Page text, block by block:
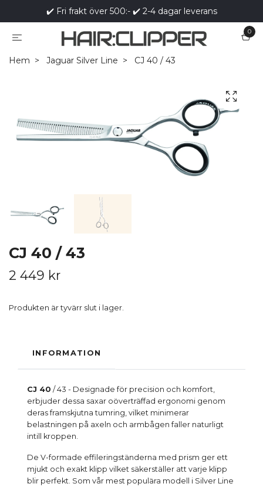
✔️ Fri frakt över 500:- ✔️ 2-4 dagar leverans
0
Hem Jaguar Silver Line CJ 40 / 43
CJ 40 / 43
2 449 kr
Produkten är tyvärr slut i lager.
INFORMATION
CJ 40 / 43 - Designade för precision och komfort,
erbjuder dessa saxar oöverträffad ergonomi genom
deras framskjutna tumring, vilket minimerar
belastningen på axeln och armbågen faller naturligt
intill kroppen.
De V-formade effileringständerna med prism ger ett
mjukt och exakt klipp vilket säkerställer att varje klipp
blir perfekt. Som vår mest populära modell i Silver Line